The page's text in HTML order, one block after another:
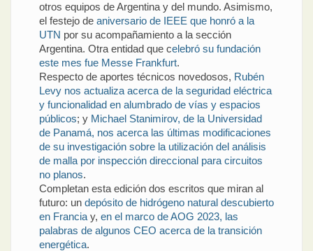
otros equipos de Argentina y del mundo. Asimismo,
el festejo de aniversario de IEEE que honró a la
UTN por su acompañamiento a la sección
Argentina. Otra entidad que celebró su fundación
este mes fue Messe Frankfurt.
Respecto de aportes técnicos novedosos, Rubén
Levy nos actualiza acerca de la seguridad eléctrica
y funcionalidad en alumbrado de vías y espacios
públicos; y Michael Stanimirov, de la Universidad
de Panamá, nos acerca las últimas modificaciones
de su investigación sobre la utilización del análisis
de malla por inspección direccional para circuitos
no planos.
Completan esta edición dos escritos que miran al
futuro: un depósito de hidrógeno natural descubierto
en Francia y, en el marco de AOG 2023, las
palabras de algunos CEO acerca de la transición
energética.